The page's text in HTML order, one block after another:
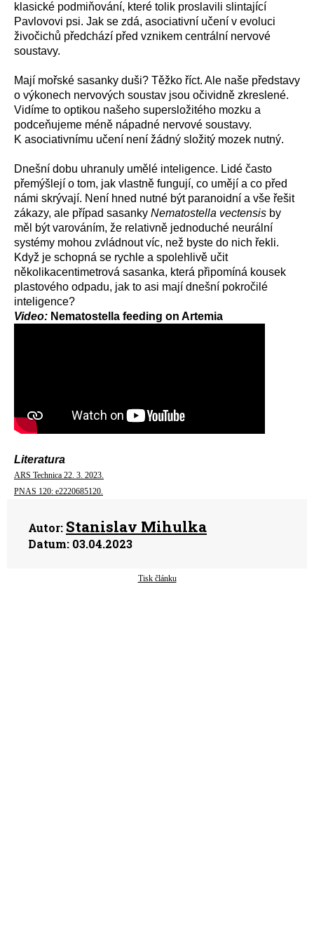
klasické podmiňování, které tolik proslavili slintající
Pavlovovi psi. Jak se zdá, asociativní učení v evoluci
živočichů předchází před vznikem centrální nervové
soustavy.
Mají mořské sasanky duši? Těžko říct. Ale naše představy
o výkonech nervových soustav jsou očividně zkreslené.
Vidíme to optikou našeho supersložitého mozku a
podceňujeme méně nápadné nervové soustavy.
K asociativnímu učení není žádný složitý mozek nutný.
Dnešní dobu uhranuly umělé inteligence. Lidé často
přemýšlejí o tom, jak vlastně fungují, co umějí a co před
námi skrývají. Není hned nutné být paranoidní a vše řešit
zákazy, ale případ sasanky Nematostella vectensis by
měl být varováním, že relativně jednoduché neurální
systémy mohou zvládnout víc, než byste do nich řekli.
Když je schopná se rychle a spolehlivě učit
několikacentimetrová sasanka, která připomíná kousek
plastového odpadu, jak to asi mají dnešní pokročilé
inteligence?
Video: Nematostella feeding on Artemia
Literatura
ARS Technica 22. 3. 2023.
PNAS 120: e2220685120.
Autor: Stanislav Mihulka
Datum: 03.04.2023
Tisk článku